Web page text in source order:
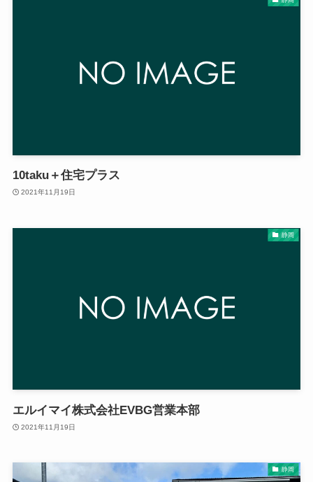
10taku＋住宅プラス
2021年11月19日
静岡
エルイマイ株式会社EVBG営業本部
2021年11月19日
静岡